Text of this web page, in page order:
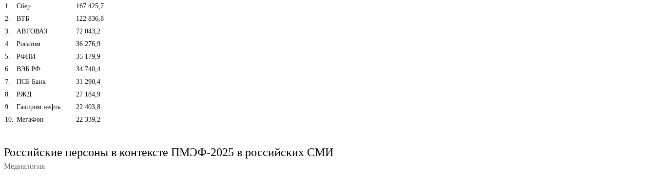
1 Сбер
167 425,7
2
ВТБ
122 836,8
3
АВТОВАЗ
72 043,2
4
Росатом
36 276,9
5
РФПИ
35 179,9
6
ВЭБ.РФ
34 740,4
7
ПСБ Банк
31 290,4
8
РЖД
27 184,9
9
Газпром нефть
22 403,8
10
МегаФон 22 339,2
Российские персоны в контексте ПМЭФ-2025 в российских СМИ
Медиалогия